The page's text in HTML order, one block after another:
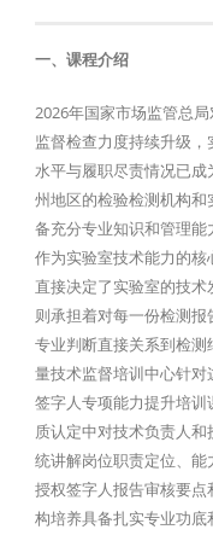
一、课程介绍
2026年国家市场监管总
监督检查力度持续升级
水平与履职尽责情况已
州地区的检验检测机构
备充分专业知识和管理
作为实验室技术能力的
直接决定了实验室的技
则承担着对每一份检测
专业判断直接关系到检
量技术监督培训中心针
签字人专项能力提升培训
质认定中对技术负责人
统讲解岗位职责定位、能
授权签字人报告审核要
构培养具备扎实专业功底